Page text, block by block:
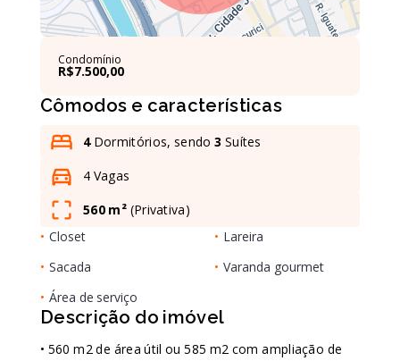
Condomínio
R$7.500,00
Cômodos e características
4Dormitórios, sendo3 Suítes
4 Vagas
560 m² (Privativa)
• Closet • Lareira
• Sacada • Varanda gourmet
• Área de serviço
Descrição do imóvel
• 560 m2 de área útil ou 585 m2 com ampliação de